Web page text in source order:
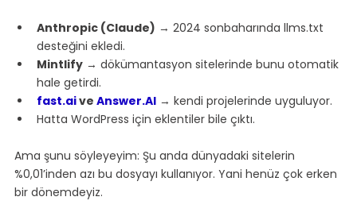
Anthropic (Claude) → 2024 sonbaharında llms.txt
desteğini ekledi.
Mintlify → dökümantasyon sitelerinde bunu otomatik
hale getirdi.
fast.ai ve Answer.AI → kendi projelerinde uyguluyor.
Hatta WordPress için eklentiler bile çıktı.
Ama şunu söyleyeyim: Şu anda dünyadaki sitelerin
%0,01’inden azı bu dosyayı kullanıyor. Yani henüz çok erken
bir dönemdeyiz.